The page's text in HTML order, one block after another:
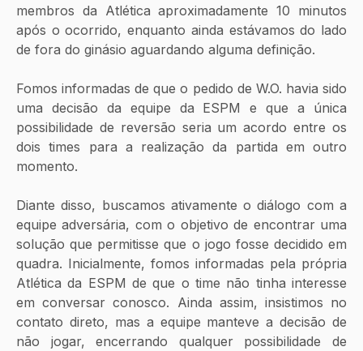
membros da Atlética aproximadamente 10 minutos
após o ocorrido, enquanto ainda estávamos do lado
de fora do ginásio aguardando alguma definição.
Fomos informadas de que o pedido de W.O. havia sido
uma decisão da equipe da ESPM e que a única
possibilidade de reversão seria um acordo entre os
dois times para a realização da partida em outro
momento.
Diante disso, buscamos ativamente o diálogo com a
equipe adversária, com o objetivo de encontrar uma
solução que permitisse que o jogo fosse decidido em
quadra. Inicialmente, fomos informadas pela própria
Atlética da ESPM de que o time não tinha interesse
em conversar conosco. Ainda assim, insistimos no
contato direto, mas a equipe manteve a decisão de
não jogar, encerrando qualquer possibilidade de